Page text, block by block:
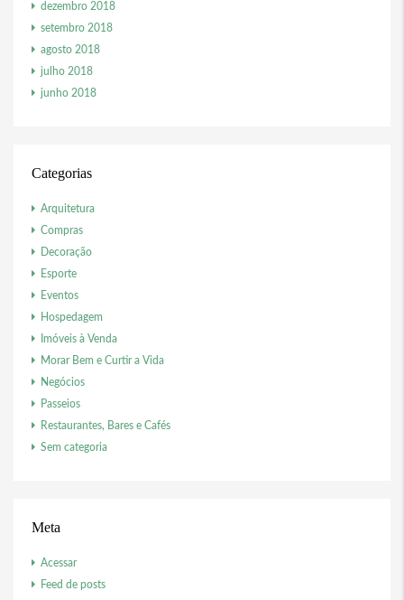
dezembro 2018
setembro 2018
agosto 2018
julho 2018
junho 2018
Categorias
Arquitetura
Compras
Decoração
Esporte
Eventos
Hospedagem
Imóveis à Venda
Morar Bem e Curtir a Vida
Negócios
Passeios
Restaurantes, Bares e Cafés
Sem categoria
Meta
Acessar
Feed de posts